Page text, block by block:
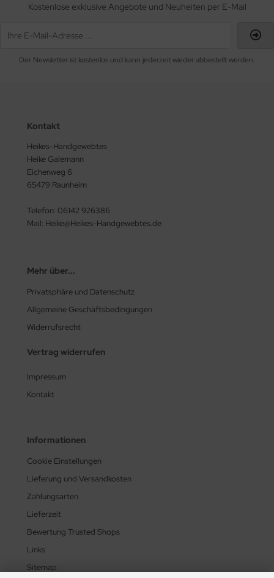
Kostenlose exklusive Angebote und Neuheiten per E-Mail
Der Newsletter ist kostenlos und kann jederzeit wieder abbestellt werden.
Kontakt
Heikes-Handgewebtes
Heike Galemann
Eichenweg 6
65479 Raunheim
Telefon: 06142 926386
Mail: Heike@Heikes-Handgewebtes.de
Mehr über...
Privatsphäre und Datenschutz
Allgemeine Geschäftsbedingungen
Widerrufsrecht
Vertrag widerrufen
Impressum
Kontakt
Informationen
Cookie Einstellungen
Lieferung und Versandkosten
Zahlungsarten
Lieferzeit
Bewertung Trusted Shops
Links
Sitemap